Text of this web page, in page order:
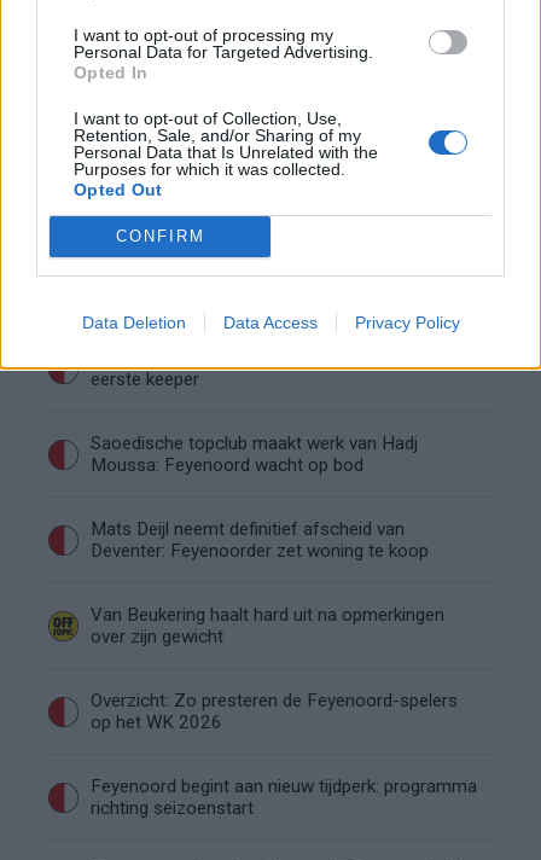
I want to opt-out of processing my
Personal Data for Targeted Advertising.
Opted In
I want to opt-out of Collection, Use,
Retention, Sale, and/or Sharing of my
Personal Data that Is Unrelated with the
Purposes for which it was collected.
Opted Out
CONFIRM
Data Deletion Data Access Privacy Policy
groot probleem van vorig seizoen op
ziet de route naar de seizoensstart eruit
Givairo Read spreekt zich uit over Feyenoord-
Feyenoord zoekt nieuwe nummer één na
eerste keeper
Saoedische topclub maakt werk van Hadj
Moussa: Feyenoord wacht op bod
Mats Deijl neemt definitief afscheid van
Deventer: Feyenoorder zet woning te koop
Van Beukering haalt hard uit na opmerkingen
over zijn gewicht
Overzicht: Zo presteren de Feyenoord-spelers
op het WK 2026
Feyenoord begint aan nieuw tijdperk: programma
richting seizoenstart